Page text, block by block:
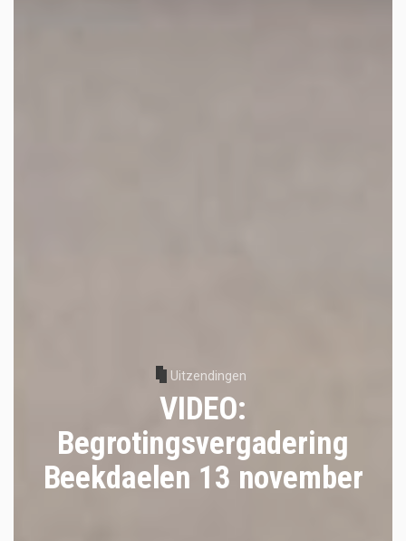
Uitzendingen
VIDEO:
Begrotingsvergadering
Beekdaelen 13 november